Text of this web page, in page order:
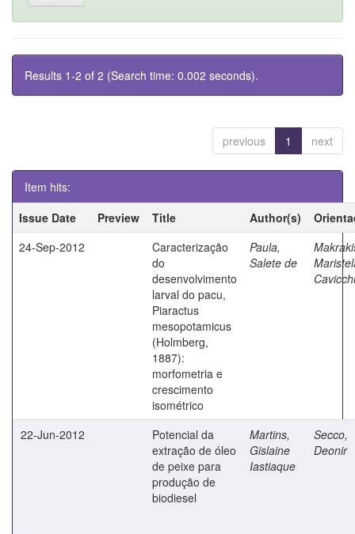
Results 1-2 of 2 (Search time: 0.002 seconds).
previous 1 next
Item hits:
Issue Date
Preview Title Author(s)
24-Sep-2012
Caracterização
do
desenvolvimento
larval do pacu,
Piaractus
mesopotamicus
(Holmberg,
1887):
morfometria e
crescimento
isométrico
Paula,
Salete de
22-Jun-2012
Potencial da
extração de óleo
de peixe para
produção de
biodiesel
Martins,
Gislaine
Iastiaque
Secco,
Deonir